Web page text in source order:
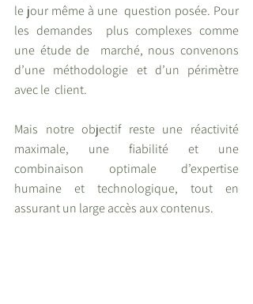
le jour même à une  question posée. Pour
les demandes  plus complexes comme
une étude de  marché, nous convenons
d’une méthodologie et d’un périmètre
avec le  client.
Mais notre objectif reste une réactivité
maximale, une fiabilité et une
combinaison optimale d’expertise
humaine et technologique, tout en
assurant un large accès aux contenus.